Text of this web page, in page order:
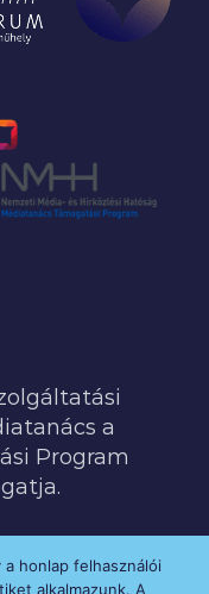
a
Program
honlap felhasználói
alkalmazunk. A